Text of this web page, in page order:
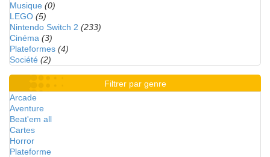
Musique (0)
LEGO (5)
Nintendo Switch 2 (233)
Cinéma (3)
Plateformes (4)
Société (2)
Filtrer par genre
Arcade
Aventure
Beat'em all
Cartes
Horror
Plateforme